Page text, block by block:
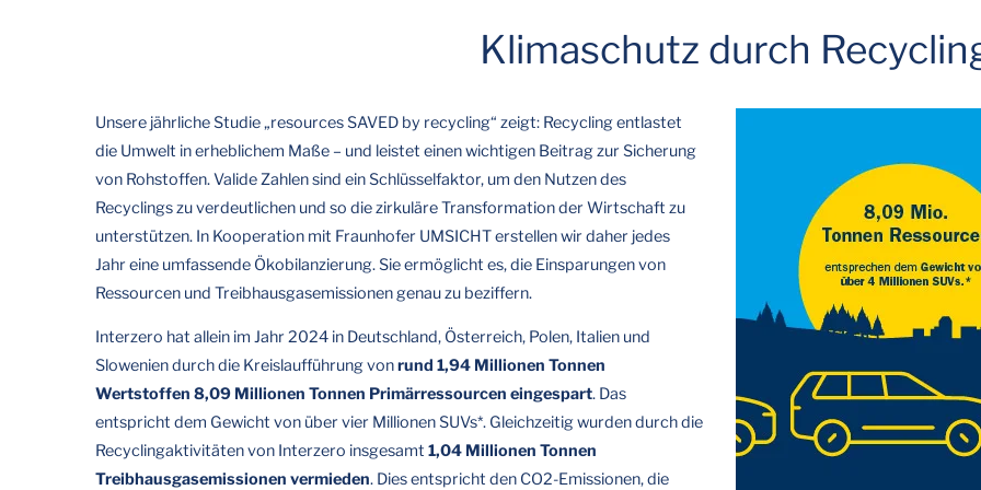
Klimaschutz durch
Unsere jährliche Studie „resources SAVED by recycling“ zeigt: Recycling entlastet
die Umwelt in erheblichem Maße – und leistet einen wichtigen Beitrag zur Sicherung
von Rohstoffen. Valide Zahlen sind ein Schlüsselfaktor, um den Nutzen des
Recyclings zu verdeutlichen und so die zirkuläre Transformation der Wirtschaft zu
unterstützen. In Kooperation mit Fraunhofer UMSICHT erstellen wir daher jedes
Jahr eine umfassende Ökobilanzierung. Sie ermöglicht es, die Einsparungen von
Ressourcen und Treibhausgasemissionen genau zu beziffern.
Interzero hat allein im Jahr 2024 in Deutschland, Österreich, Polen, Italien und
Slowenien durch die Kreislaufführung vonrund 1,94 Millionen Tonnen
Wertstoffen 8,09 Millionen Tonnen Primärressourcen eingespart. Das
entspricht dem Gewicht von über vier Millionen SUVs*. Gleichzeitig wurden durch die
Recyclingaktivitäten von Interzero insgesamt 1,04 Millionen Tonnen
Treibhausgasemissionen vermieden. Dies entspricht den CO2-Emissionen, die